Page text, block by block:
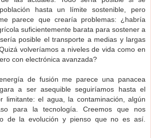
hasta un límite sostenible, pero
parece que crearía problemas: ¿habría
suficientemente barata para sostener a
posible el transporte a medias y largas
volveríamos a niveles de vida como en
con electrónica avanzada?
de fusión me parece una panacea
a ser asequible seguiríamos hasta el
limitante: el agua, la contaminación, algún
para la tecnología. Creemos que nos
de la evolución y pienso que no es así.